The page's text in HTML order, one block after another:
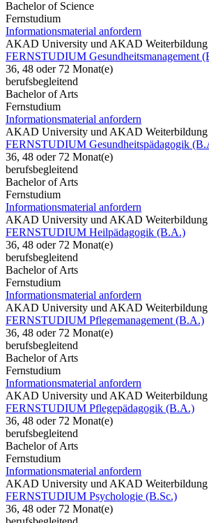
Bachelor of Science
Fernstudium
Informationsmaterial anfordern
AKAD University und AKAD Weiterbildung
FERNSTUDIUM Gesundheitsmanagement
36, 48 oder 72 Monat(e)
berufsbegleitend
Bachelor of Arts
Fernstudium
Informationsmaterial anfordern
AKAD University und AKAD Weiterbildung
FERNSTUDIUM Gesundheitspädagogik
36, 48 oder 72 Monat(e)
berufsbegleitend
Bachelor of Arts
Fernstudium
Informationsmaterial anfordern
AKAD University und AKAD Weiterbildung
FERNSTUDIUM Heilpädagogik (B.A.)
36, 48 oder 72 Monat(e)
berufsbegleitend
Bachelor of Arts
Fernstudium
Informationsmaterial anfordern
AKAD University und AKAD Weiterbildung
FERNSTUDIUM Pflegemanagement (B.A.)
36, 48 oder 72 Monat(e)
berufsbegleitend
Bachelor of Arts
Fernstudium
Informationsmaterial anfordern
AKAD University und AKAD Weiterbildung
FERNSTUDIUM Pflegepädagogik (B.A.)
36, 48 oder 72 Monat(e)
berufsbegleitend
Bachelor of Arts
Fernstudium
Informationsmaterial anfordern
AKAD University und AKAD Weiterbildung
FERNSTUDIUM Psychologie (B.Sc.)
36, 48 oder 72 Monat(e)